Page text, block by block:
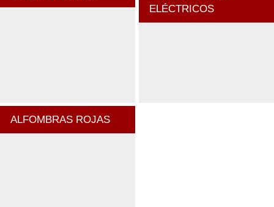
ELÉCTRICOS
ALFOMBRAS ROJAS